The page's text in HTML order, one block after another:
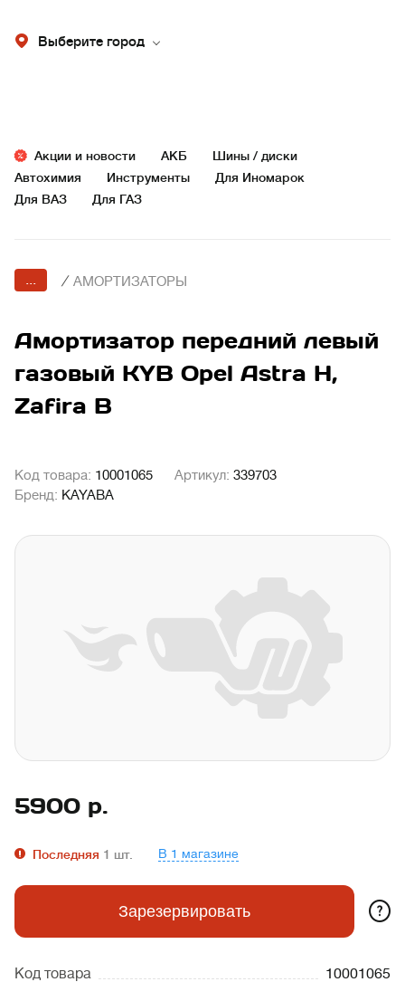
Выберите город
Акции и новости АКБ
Шины / диски
Автохимия
Инструменты
Для Иномарок
Для ВАЗ
Для ГАЗ
... / АМОРТИЗАТОРЫ
Амортизатор передний левый
газовый KYB Opel Astra H,
Zafira B
Код товара: 10001065 Артикул: 339703
Бренд: KAYABA
5900 р.
Последняя 1 шт. В 1 магазине
Зарезервировать ?
Код товара 10001065